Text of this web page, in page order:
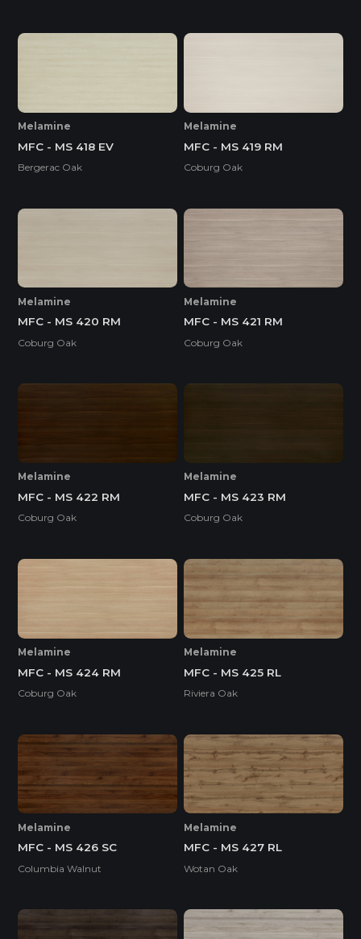
Melamine
MFC - MS 418 EV
Bergerac Oak
Melamine
MFC - MS 419 RM
Coburg Oak
Melamine
MFC - MS 420 RM
Coburg Oak
Melamine
MFC - MS 421 RM
Coburg Oak
Melamine
MFC - MS 422 RM
Coburg Oak
Melamine
MFC - MS 423 RM
Coburg Oak
Melamine
MFC - MS 424 RM
Coburg Oak
Melamine
MFC - MS 425 RL
Riviera Oak
Melamine
MFC - MS 426 SC
Columbia Walnut
Melamine
MFC - MS 427 RL
Wotan Oak